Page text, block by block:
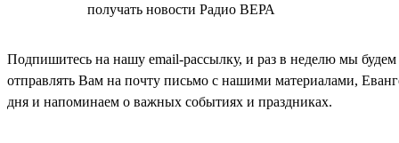
получать новости Радио ВЕРА
Подпишитесь на нашу email-рассылку, и раз в неделю мы будем
отправлять Вам на почту письмо с нашими материалами,
дня и напоминаем о важных событиях и праздниках.